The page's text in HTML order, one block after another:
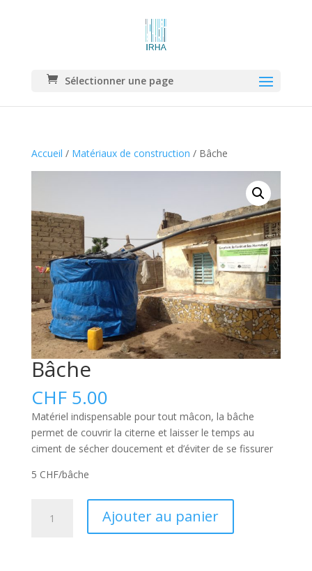
Sélectionner une page
Accueil / Matériaux de construction / Bâche
Bâche
CHF5.00
Matériel indispensable pour tout mâcon, la bâche
permet de couvrir la citerne et laisser le temps au
ciment de sécher doucement et d’éviter de se fissurer
5 CHF/bâche
Ajouter au panier